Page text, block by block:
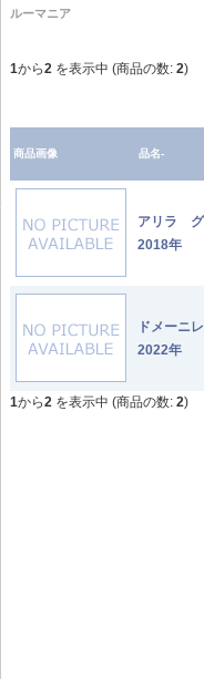
ルーマニア
1から2 を表示中 (商品の数: 2)
商品画像 品名-
アリラ
2018年
ドメー
2022年
1から2 を表示中 (商品の数: 2)